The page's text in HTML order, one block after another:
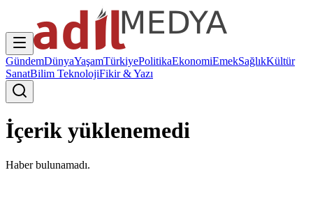
GündemDünyaYaşamTürkiyePolitikaEkonomiEmekSağlıkKültür
SanatBilim TeknolojiFikir & Yazı
İçerik yüklenemedi
Haber bulunamadı.